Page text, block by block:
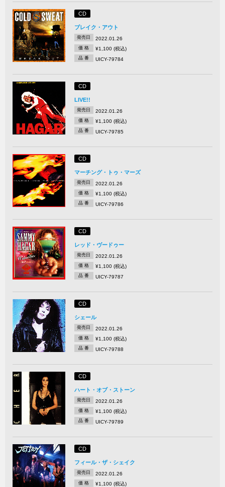
CD
ブレイク・アウト
発売日 2022.01.26
価 格 ¥1,100 (税込)
品 番 UICY-79784
CD
LIVE!!
発売日 2022.01.26
価 格 ¥1,100 (税込)
品 番 UICY-79785
CD
マーチング・トゥ・マーズ
発売日 2022.01.26
価 格 ¥1,100 (税込)
品 番 UICY-79786
CD
レッド・ヴードゥー
発売日 2022.01.26
価 格 ¥1,100 (税込)
品 番 UICY-79787
CD
シェール
発売日 2022.01.26
価 格 ¥1,100 (税込)
品 番 UICY-79788
CD
ハート・オブ・ストーン
発売日 2022.01.26
価 格 ¥1,100 (税込)
品 番 UICY-79789
CD
フィール・ザ・シェイク
発売日 2022.01.26
価 格 ¥1,100 (税込)